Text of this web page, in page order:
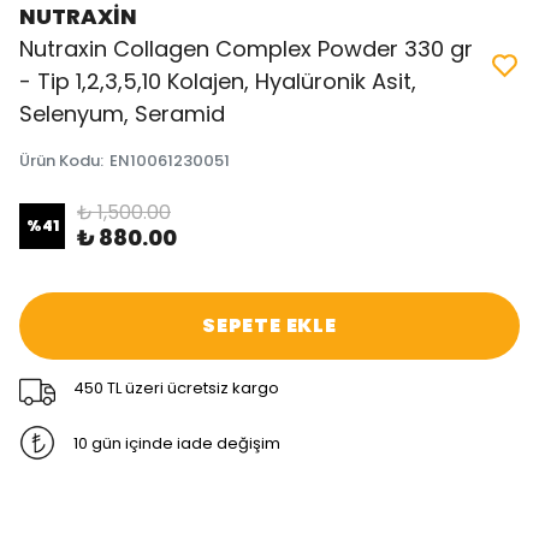
NUTRAXİN
Nutraxin Collagen Complex Powder 330 gr
- Tip 1,2,3,5,10 Kolajen, Hyalüronik Asit,
Selenyum, Seramid
Ürün Kodu: EN10061230051
%41 ₺ 1,500.00
₺ 880.00
SEPETE EKLE
450 TL üzeri ücretsiz kargo
10 gün içinde iade değişim